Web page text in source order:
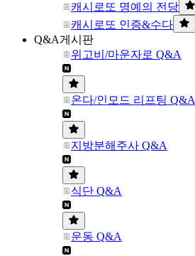
캐시로또 명예의 전당
캐시로또 인증&수다
Q&A게시판
위고비/마운자로 Q&A
온다/인모드 리프팅 Q&A
지방분해주사 Q&A
식단 Q&A
운동 Q&A